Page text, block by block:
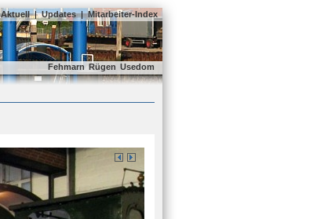
Aktuell | Updates | Mitarbeiter-Index
Fehmarn Rügen Usedom